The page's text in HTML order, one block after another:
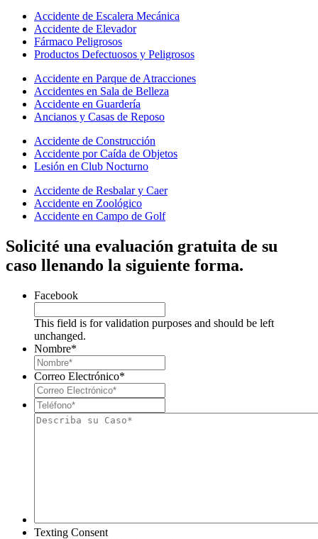
Accidente de Escalera Mecánica
Accidente de Elevador
Fármaco Peligrosos
Productos Defectuosos y Peligrosos
Accidente en Parque de Atracciones
Accidentes en Sala de Belleza
Accidente en Guardería
Ancianos y Casas de Reposo
Accidente de Construcción
Accidente por Caída de Objetos
Lesión en Club Nocturno
Accidente de Resbalar y Caer
Accidente en Zoológico
Accidente en Campo de Golf
Solicité una evaluación gratuita de su
caso llenando la siguiente forma.
Facebook
This field is for validation purposes and should be left
unchanged.
Nombre*
Correo Electrónico*
Teléfono*
Describa
Texting Consent